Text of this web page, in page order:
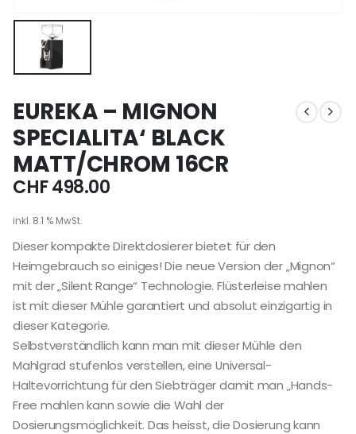
EUREKA – MIGNON
SPECIALITA‘ BLACK
MATT/CHROM 16CR
CHF498.00
inkl. 8.1 % MwSt.
Dieser kompakte Direktdosierer bietet für den
Heimgebrauch so einiges! Die neue Version der „Mignon“
mit der „Silent Range“ Technologie. Flüsterleise mahlen
ist mit dieser Mühle garantiert und absolut einzigartig in
dieser Kategorie.
Selbstverständlich kann man mit dieser Mühle den
Mahlgrad stufenlos verstellen, eine Universal-
Haltevorrichtung für den Siebträger damit man „Hands-
Free mahlen kann sowie die Wahl der
Dosierungsmöglichkeit. Das heisst, die Dosierung kann